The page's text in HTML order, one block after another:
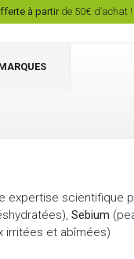
à partirde 50€ d’achat !
expertise scientifique
Sebium
irritées et abîmées)